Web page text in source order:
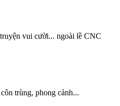
vui cười... ngoài lề CNC
trùng, phong cảnh...